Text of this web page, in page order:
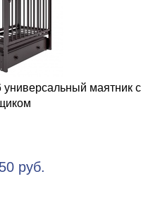
универсальный маятник с
руб.